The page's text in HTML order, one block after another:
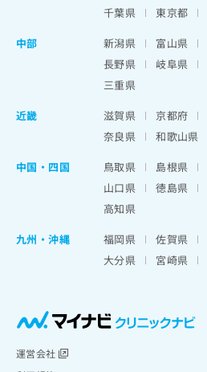
千葉県
東京都
中部
新潟県 富山県
長野県
岐阜県
三重県
近畿
滋賀県 京都府
奈良県
和歌山県
中国・四国
鳥取県 島根県
山口県
徳島県
高知県
九州・沖縄
福岡県 佐賀県
大分県
宮崎県
運営会社